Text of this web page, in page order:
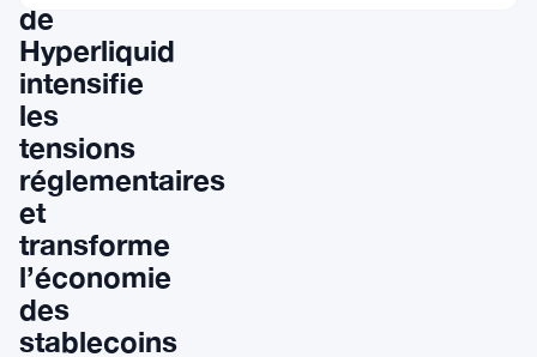
de
Hyperliquid
intensifie
les
tensions
réglementaires
et
transforme
l’économie
des
stablecoins